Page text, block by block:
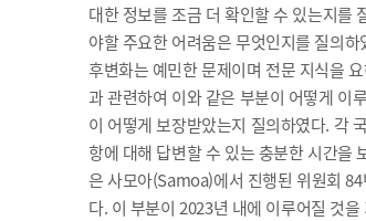
대한 정보를 조금 더 확인할 수 있는지를
야할 주요한 어려움은 무엇인지를 질의
후변화는 예민한 문제이며 전문 지식을
과 관련하여 이와 같은 부분이 어떻게 이
이 어떻게 보장받았는지 질의하였다. 각
항에 대해 답변할 수 있는 충분한 시간을
은 사모아(Samoa)에서 진행된 위원회
다. 이 부분이 2023년 내에 이루어질 것